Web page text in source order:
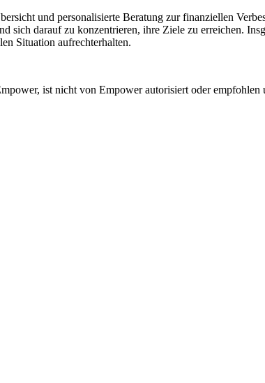
und personalisierte Beratung zur finanziellen
darauf zu konzentrieren, ihre Ziele zu erreichen.
Situation aufrechterhalten.
ist nicht von Empower autorisiert oder